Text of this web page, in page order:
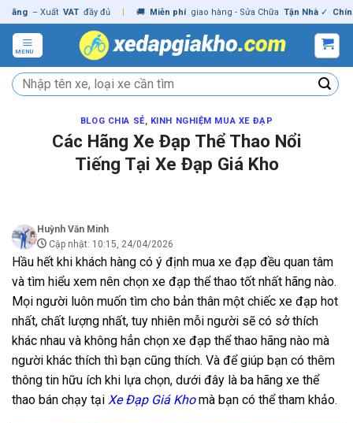
Skip
to
content
– Xuất VAT đầy đủ | 🚚 Miễn phí giao hàng - Sửa Chữa Tận Nhà ✓ Chính
MENU
Tìm
kiếm:
BLOG CHIA SẺ, KINH NGHIỆM MUA XE ĐẠP
Các Hãng Xe Đạp Thể Thao Nổi
Tiếng Tại Xe Đạp Giá Kho
Huỳnh Văn Minh
Cập nhật: 10:15, 24/04/2026
Hầu hết khi khách hàng có ý định mua xe đạp đều quan tâm
và tìm hiểu xem nên chọn xe đạp thể thao tốt nhất hãng nào.
Mọi người luôn muốn tìm cho bản thân một chiếc xe đạp hot
nhất, chất lượng nhất, tuy nhiên mỗi người sẽ có sở thích
khác nhau và không hẳn chọn xe đạp thể thao hãng nào mà
người khác thích thì bạn cũng thích. Và để giúp bạn có thêm
thông tin hữu ích khi lựa chọn, dưới đây là ba hãng xe thể
thao bán chạy tại Xe Đạp Giá Kho mà bạn có thể tham khảo.